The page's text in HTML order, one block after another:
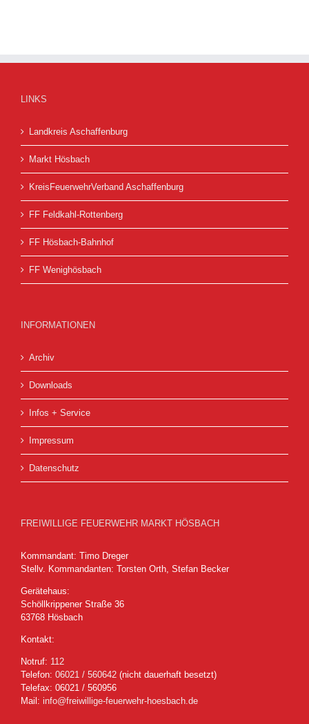
LINKS
Landkreis Aschaffenburg
Markt Hösbach
KreisFeuerwehrVerband Aschaffenburg
FF Feldkahl-Rottenberg
FF Hösbach-Bahnhof
FF Wenighösbach
INFORMATIONEN
Archiv
Downloads
Infos + Service
Impressum
Datenschutz
FREIWILLIGE FEUERWEHR MARKT HÖSBACH
Kommandant: Timo Dreger
Stellv. Kommandanten: Torsten Orth, Stefan Becker
Gerätehaus:
Schöllkrippener Straße 36
63768 Hösbach
Kontakt:
Notruf: 112
Telefon: 06021 / 560642 (nicht dauerhaft besetzt)
Telefax: 06021 / 560956
Mail: info@freiwillige-feuerwehr-hoesbach.de